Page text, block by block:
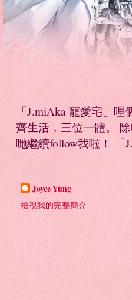
「J.miAka 寵愛宅」
齊生活，三位一體。
哋繼續follow我啦！ 「
Joyce Yung
檢視我的完整簡介